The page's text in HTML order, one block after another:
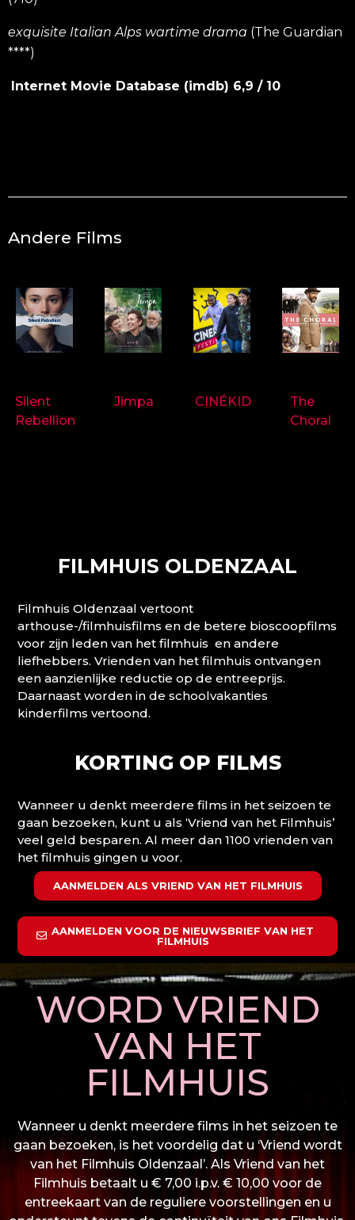
exquisite Italian Alps wartime drama (The Guardian
****)
Internet Movie Database (imdb) 6,9 / 10
Andere Films
Silent
Rebellion
Jimpa CINÉKID
The
Choral
FILMHUIS OLDENZAAL
Filmhuis Oldenzaal vertoont
arthouse-/filmhuisfilms en de betere bioscoopfilms
voor zijn leden van het filmhuis en andere
liefhebbers. Vrienden van het filmhuis ontvangen
een aanzienlijke reductie op de entreeprijs.
Daarnaast worden in de schoolvakanties
kinderfilms vertoond.
KORTING OP FILMS
Wanneer u denkt meerdere films in het seizoen te
gaan bezoeken, kunt u als ‘Vriend van het Filmhuis’
veel geld besparen. Al meer dan 1100 vrienden van
het filmhuis gingen u voor.
AANMELDEN ALS VRIEND VAN HET FILMHUIS
AANMELDEN VOOR DE NIEUWSBRIEF VAN HET
FILMHUIS
WORD VRIEND
VAN HET
FILMHUIS
Wanneer u denkt meerdere films in het seizoen te
gaan bezoeken, is het voordelig dat u ‘Vriend wordt
van het Filmhuis Oldenzaal’. Als Vriend van het
Filmhuis betaalt u € 7,00 i.p.v. € 10,00 voor de
entreekaart van de reguliere voorstellingen en u